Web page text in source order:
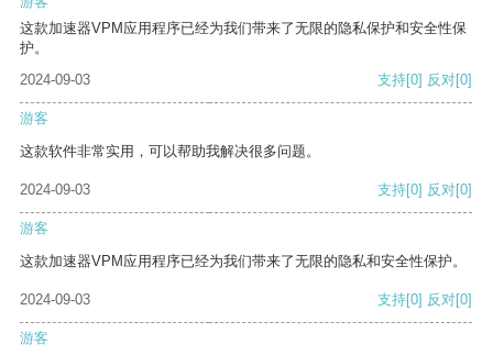
这款加速器VPM应用程序已经为我们带来了无限的隐私保护和安全性保
护。
2024-09-03
支持[0] 反对[0]
游客
这款软件非常实用，可以帮助我解决很多问题。
2024-09-03 支持[0] 反对[0]
游客
这款加速器VPM应用程序已经为我们带来了无限的隐私和安全性保护。
2024-09-03 支持[0] 反对[0]
游客